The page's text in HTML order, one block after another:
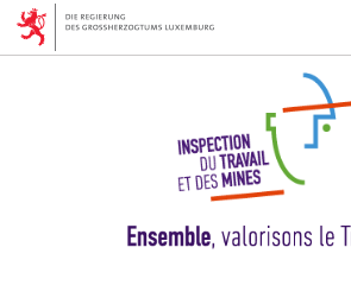
Zur
Navigation
Zum
Inhalt